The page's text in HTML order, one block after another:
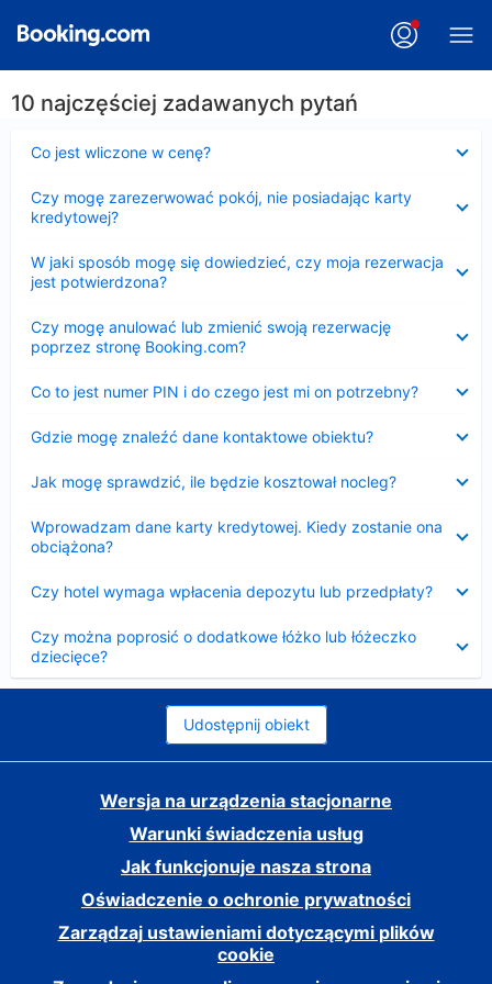
10 najczęściej zadawanych pytań
Co jest wliczone w cenę?
Czy mogę zarezerwować pokój, nie posiadając karty
kredytowej?
W jaki sposób mogę się dowiedzieć, czy moja rezerwacja
jest potwierdzona?
Czy mogę anulować lub zmienić swoją rezerwację
poprzez stronę Booking.com?
Co to jest numer PIN i do czego jest mi on potrzebny?
Gdzie mogę znaleźć dane kontaktowe obiektu?
Jak mogę sprawdzić, ile będzie kosztował nocleg?
Wprowadzam dane karty kredytowej. Kiedy zostanie ona
obciążona?
Czy hotel wymaga wpłacenia depozytu lub przedpłaty?
Czy można poprosić o dodatkowe łóżko lub łóżeczko
dziecięce?
Udostępnij obiekt
Wersja na urządzenia stacjonarne
Warunki świadczenia usług
Jak funkcjonuje nasza strona
Oświadczenie o ochronie prywatności
Zarządzaj ustawieniami dotyczącymi plików
cookie